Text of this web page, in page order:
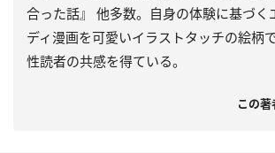
合った話』 他多数。自身の体験に基づく
ディ漫画を可愛いイラストタッチの絵柄
性読者の共感を得ている。
この